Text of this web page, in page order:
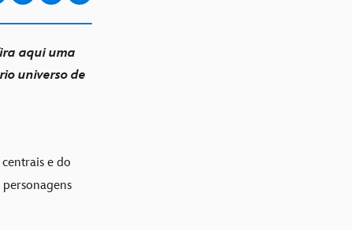
aqui uma
universo de
e do